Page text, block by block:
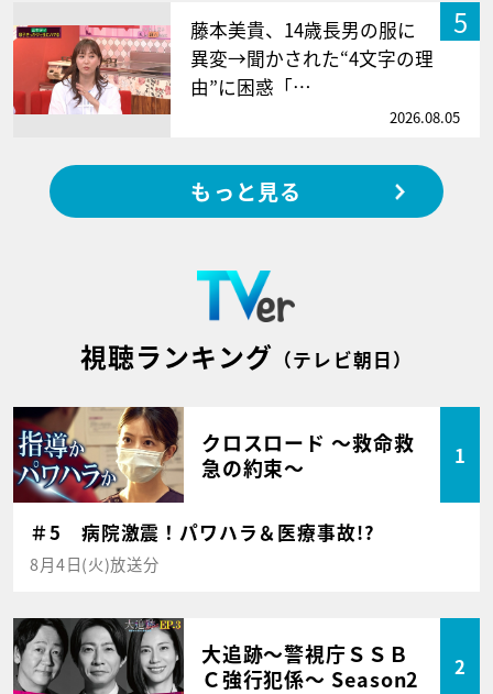
5
藤本美貴、14歳長男の服に
異変→聞かされた“4文字の理
由”に困惑「…
2026.08.05
もっと見る
視聴ランキング （テレビ朝日）
クロスロード ～救命救
急の約束～
1
＃5 病院激震！パワハラ＆医療事故!?
8月4日(火)放送分
大追跡～警視庁ＳＳＢ
Ｃ強行犯係～ Season2
2